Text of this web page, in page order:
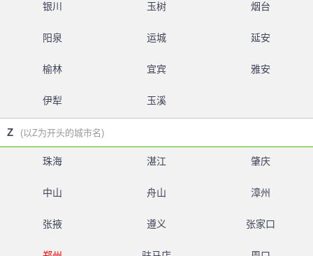
银川 玉树 烟台
阳泉 运城 延安
榆林 宜宾 雅安
伊犁 玉溪
Z (以Z为开头的城市名)
珠海 湛江 肇庆
中山 舟山 漳州
张掖 遵义 张家口